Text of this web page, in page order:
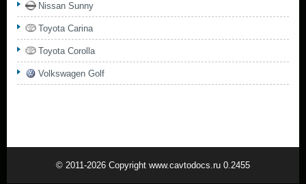
Nissan Sunny
Toyota Carina
Toyota Corolla
Volkswagen Golf
© 2011-2026 Copyright www.cavtodocs.ru 0.2455